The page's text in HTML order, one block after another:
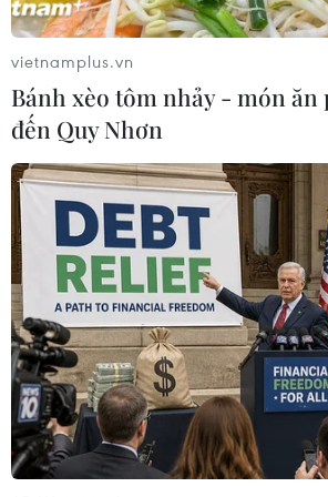
cường, sáng tạo, lấy người dân làm
trung tâm
06/08/2026 23:55
Kế hoạch hành động phòng, chống
bão, lũ, thiên tai cực đoan và biến
khí hậu
06/08/2026 23:00
Nước thải từ máy bay có thể giúp
phát hiện sớm nguy cơ đại dịch
06/08/2026 22:30
Hàn Quốc tái khẳng định mục tiêu
vietnamplus.vn
Bánh xèo tôm nhảy - món ăn
đến Quy Nhơn